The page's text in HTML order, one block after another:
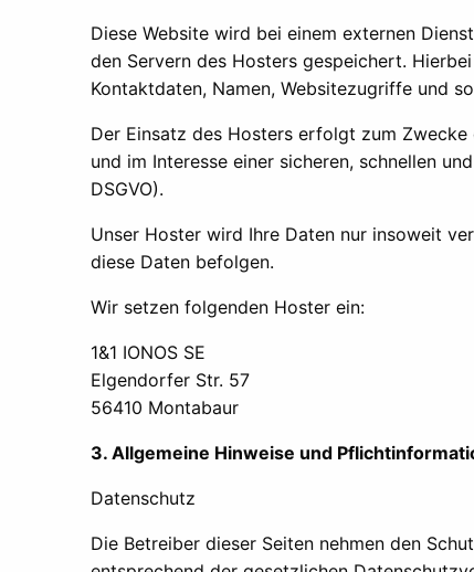
Diese Website wird bei einem externen
den Servern des Hosters gespeichert.
Kontaktdaten, Namen, Websitezugriffe und
Der Einsatz des Hosters erfolgt zum
und im Interesse einer sicheren, schnellen
DSGVO).
Unser Hoster wird Ihre Daten nur insoweit
diese Daten befolgen.
Wir setzen folgenden Hoster ein:
1&1 IONOS SE
Elgendorfer Str. 57
56410 Montabaur
3. Allgemeine Hinweise und
Datenschutz
Die Betreiber dieser Seiten nehmen den